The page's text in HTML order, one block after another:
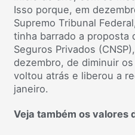
Isso porque, em
Supremo Tribunal
tinha barrado a proposta
Seguros Privados
dezembro, de diminuir
voltou atrás e liberou a
janeiro.
Veja também os valores